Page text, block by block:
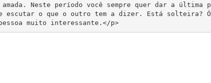
amada. Neste período você sempre quer dar a última p
escutar o que o outro tem a dizer. Está solteira? Ó
timo mês para encontrar uma pessoa muito interessante.</p>